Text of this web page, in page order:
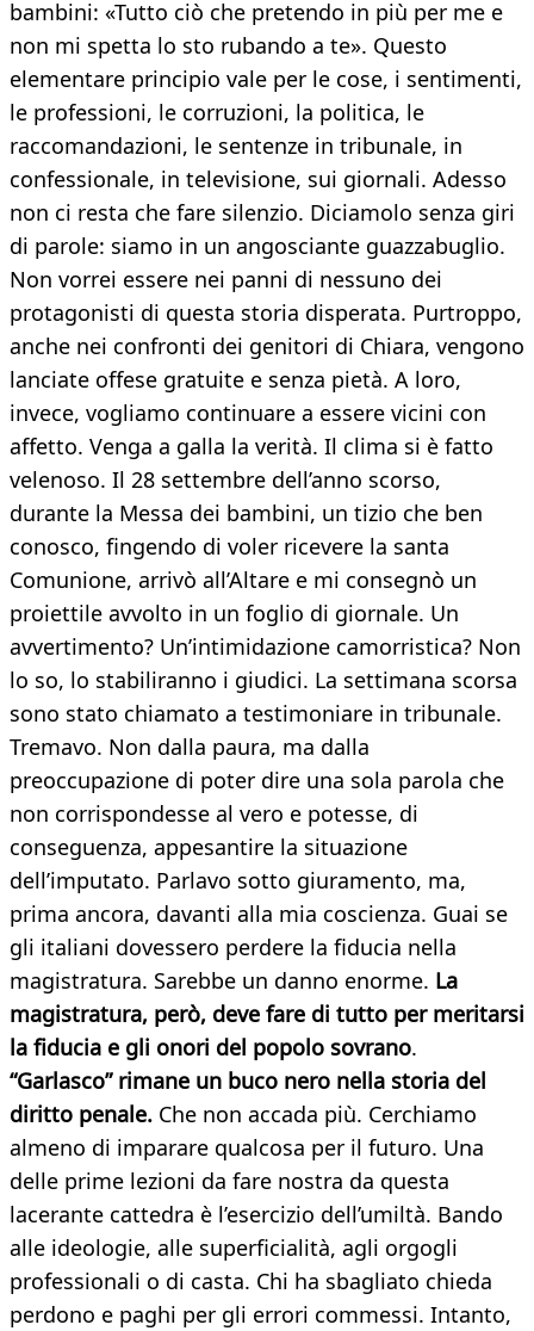
bambini: «Tutto ciò che pretendo in più per me e
non mi spetta lo sto rubando a te». Questo
elementare principio vale per le cose, i sentimenti,
le professioni, le corruzioni, la politica, le
raccomandazioni, le sentenze in tribunale, in
confessionale, in televisione, sui giornali. Adesso
non ci resta che fare silenzio. Diciamolo senza giri
di parole: siamo in un angosciante guazzabuglio.
Non vorrei essere nei panni di nessuno dei
protagonisti di questa storia disperata. Purtroppo,
anche nei confronti dei genitori di Chiara, vengono
lanciate offese gratuite e senza pietà. A loro,
invece, vogliamo continuare a essere vicini con
affetto. Venga a galla la verità. Il clima si è fatto
velenoso. Il 28 settembre dell’anno scorso,
durante la Messa dei bambini, un tizio che ben
conosco, fingendo di voler ricevere la santa
Comunione, arrivò all’Altare e mi consegnò un
proiettile avvolto in un foglio di giornale. Un
avvertimento? Un’intimidazione camorristica? Non
lo so, lo stabiliranno i giudici. La settimana scorsa
sono stato chiamato a testimoniare in tribunale.
Tremavo. Non dalla paura, ma dalla
preoccupazione di poter dire una sola parola che
non corrispondesse al vero e potesse, di
conseguenza, appesantire la situazione
dell’imputato. Parlavo sotto giuramento, ma,
prima ancora, davanti alla mia coscienza. Guai se
gli italiani dovessero perdere la fiducia nella
magistratura. Sarebbe un danno enorme. La
magistratura, però, deve fare di tutto per meritarsi
la fiducia e gli onori del popolo sovrano.
“Garlasco” rimane un buco nero nella storia del
diritto penale. Che non accada più. Cerchiamo
almeno di imparare qualcosa per il futuro. Una
delle prime lezioni da fare nostra da questa
lacerante cattedra è l’esercizio dell’umiltà. Bando
alle ideologie, alle superficialità, agli orgogli
professionali o di casta. Chi ha sbagliato chieda
perdono e paghi per gli errori commessi. Intanto,